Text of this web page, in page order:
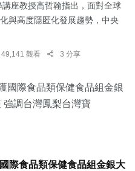
座教授高哲翰指出，面對全球
與高度隱匿化發展趨勢，中央
49,141 觀看 3 分享
際食品類保健食品組金銀大